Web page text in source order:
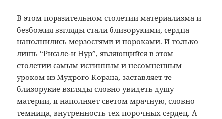
В этом поразительном столетии материализма и
безбожия взгляды стали близорукими, сердца
наполнились мерзостями и пороками. И только
лишь “Рисале-и Нур”, являющийся в этом
столетии самым истинным и несомненным
уроком из Мудрого Корана, заставляет те
близорукие взгляды словно увидеть душу
материи, и наполняет светом мрачную, словно
темница, внутренность тех порочных сердец. А